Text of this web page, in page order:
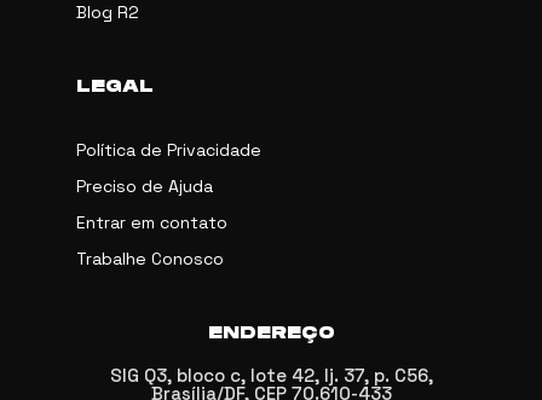
Blog R2
LEGAL
Política de Privacidade
Preciso de Ajuda
Entrar em contato
Trabalhe Conosco
ENDEREÇO
SIG Q3, bloco c, lote 42, lj. 37, p. C56,
Brasília/DF, CEP 70.610-433